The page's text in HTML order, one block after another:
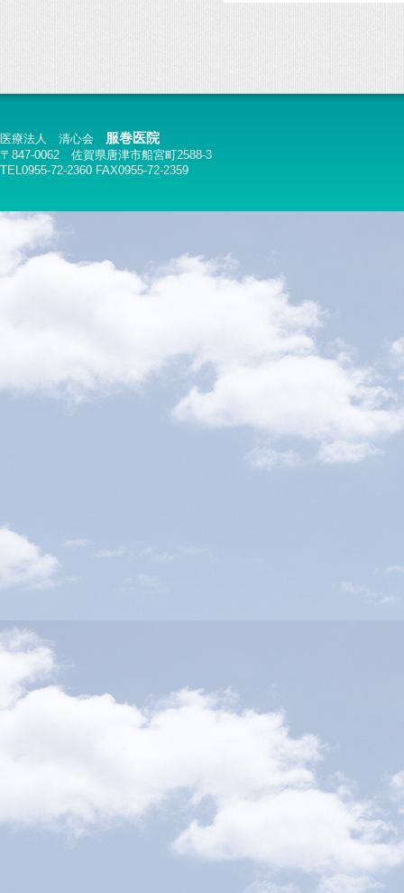
医療法人 清心会 服巻医院
〒847-0062 佐賀県唐津市船宮町2588-3
TEL0955-72-2360 FAX0955-72-2359